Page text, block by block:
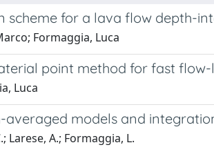
scheme for a lava flow depth-
Formaggia, Luca
point method for fast
Luca
models and
Larese, A.; Formaggia, L.